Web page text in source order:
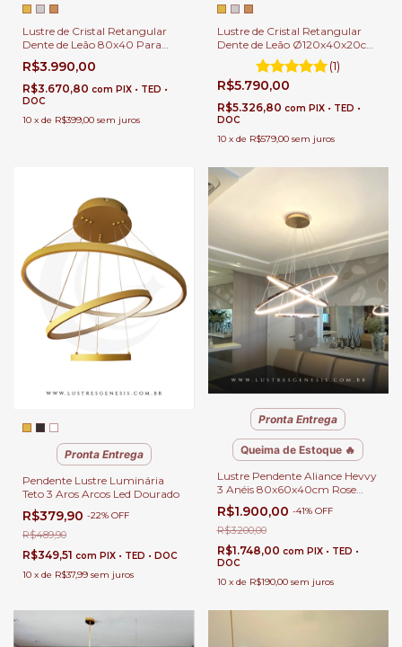
Lustre de Cristal Retangular
Dente de Leão 80x40 Para
Sala de Jantar e Estar.
R$3.990,00
R$3.670,80 com PIX • TED •
DOC
10 x de R$399,00 sem juros
Lustre de Cristal Retangular
Dente de Leão Ø120x40x20cm
Para Sala de Jantar e Estar.
(1)
R$5.790,00
R$5.326,80 com PIX • TED •
DOC
10 x de R$579,00 sem juros
Pronta Entrega
Pendente Lustre Luminária
Teto 3 Aros Arcos Led Dourado
R$379,90 -22% OFF
R$489,90
R$349,51 com PIX • TED • DOC
10 x de R$37,99 sem juros
Pronta Entrega
Queima de Estoque 🔥
Lustre Pendente Aliance Hevvy
3 Anéis 80x60x40cm Rose
Gold para Sala de Jantar e Sala
de Estar
R$1.900,00 -41% OFF
R$3.200,00
R$1.748,00 com PIX • TED •
DOC
10 x de R$190,00 sem juros